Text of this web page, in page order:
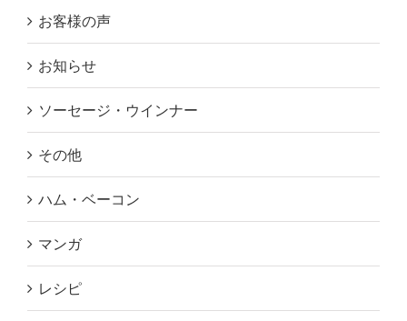
お客様の声
お知らせ
ソーセージ・ウインナー
その他
ハム・ベーコン
マンガ
レシピ